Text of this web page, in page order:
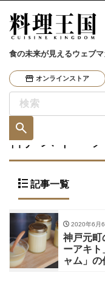
食の未来が見えるウェブ
オンラインストア
神戸スイーツ
記事一覧
2020年6月6
神戸元町
ーアキト
ャム」の